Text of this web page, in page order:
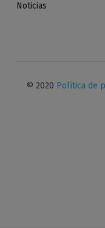
Noticias
© 2020 Política de